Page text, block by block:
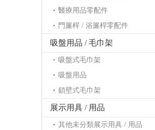
醫療用品零配件
門簾桿 / 浴簾桿零配件
吸盤用品 / 毛巾架
吸盤式毛巾架
吸盤用品
鎖壁式毛巾架
展示用具 / 用品
其他未分類展示用具 / 用品